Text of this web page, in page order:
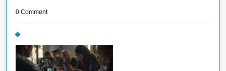
0 Comment